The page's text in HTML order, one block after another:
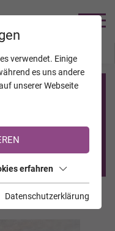
registriert?
<<
verwendet. Einige
es uns andere
unserer Webseite
erfahren
Datenschutzerklärung
VERSTORBENE